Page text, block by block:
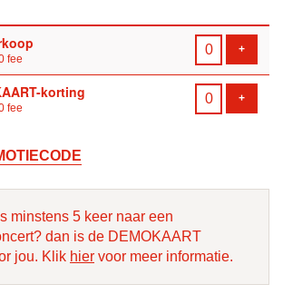
Aantal
fee
+VOEG
korting
fee
+VOEG
minstens 5 keer naar een
dan is de DEMOKAART
jou. Klik hier voor meer informatie.